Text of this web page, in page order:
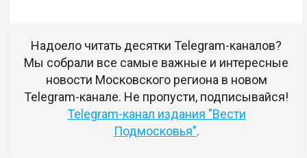
Надоело читать десятки Telegram-каналов?
Мы собрали все самые важные и интересные
новости Московского региона в новом
Telegram-канале. Не пропусти, подписывайся!
Telegram-канал издания "Вести
Подмосковья".